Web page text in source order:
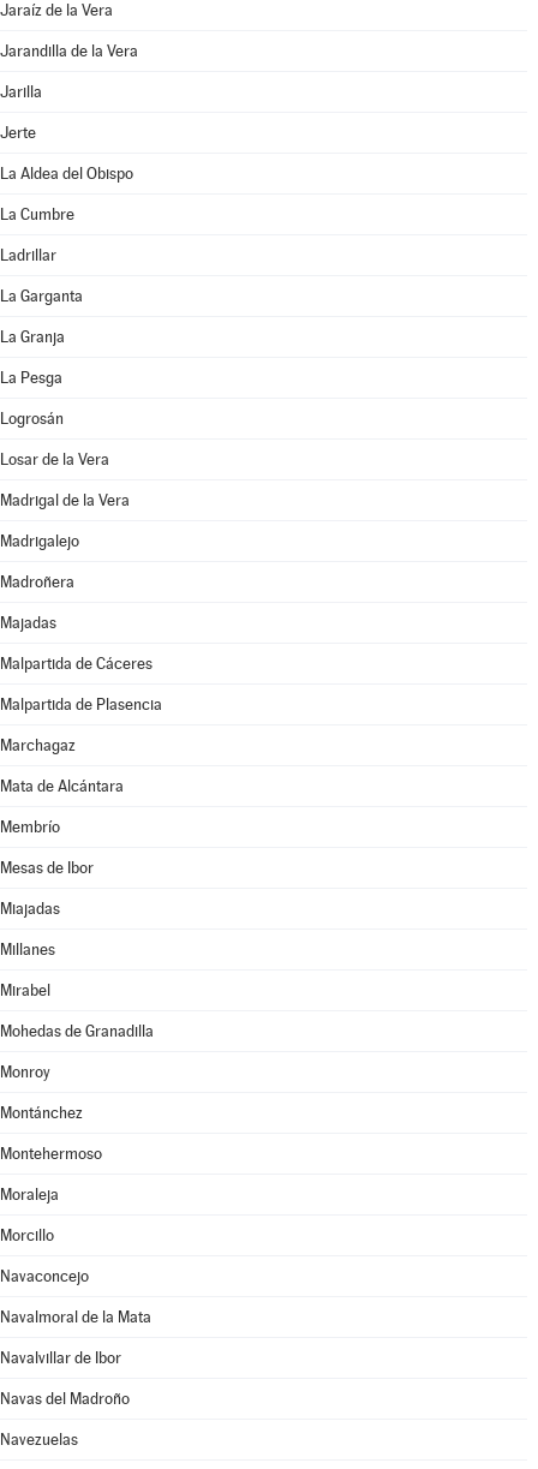
Jaraíz de la Vera
Jarandilla de la Vera
Jarilla
Jerte
La Aldea del Obispo
La Cumbre
Ladrillar
La Garganta
La Granja
La Pesga
Logrosán
Losar de la Vera
Madrigal de la Vera
Madrigalejo
Madroñera
Majadas
Malpartida de Cáceres
Malpartida de Plasencia
Marchagaz
Mata de Alcántara
Membrío
Mesas de Ibor
Miajadas
Millanes
Mirabel
Mohedas de Granadilla
Monroy
Montánchez
Montehermoso
Moraleja
Morcillo
Navaconcejo
Navalmoral de la Mata
Navalvillar de Ibor
Navas del Madroño
Navezuelas